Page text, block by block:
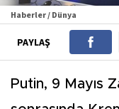
Haberler / Dünya
PAYLAŞ
Putin, 9 Mayıs